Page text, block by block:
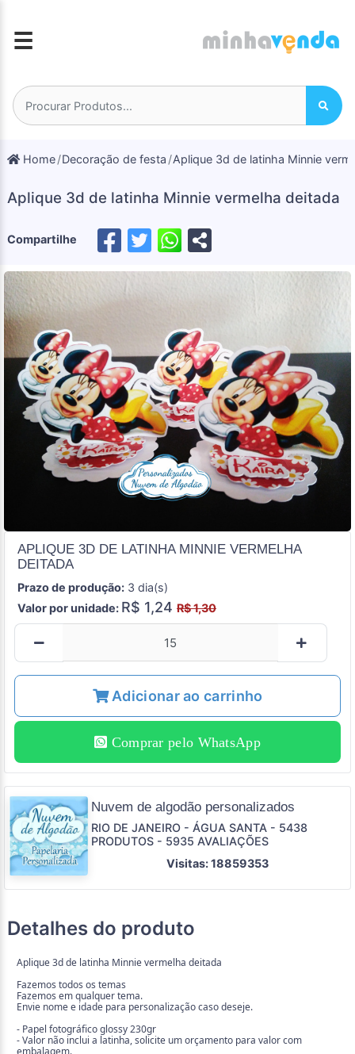
☰
Home Decoração de festa Aplique 3d de latinha Minnie
Aplique 3d de latinha Minnie vermelha deitada
Compartilhe
APLIQUE 3D DE LATINHA MINNIE VERMELHA
DEITADA
Prazo de produção: 3 dia(s)
Valor por unidade: R$ 1,24 R$ 1,30
Adicionar ao carrinho
Comprar pelo WhatsApp
Nuvem de algodão personalizados
RIO DE JANEIRO - ÁGUA SANTA - 5438
PRODUTOS - 5935 AVALIAÇÕES
Visitas: 18859353
Detalhes do produto
Aplique 3d de latinha Minnie vermelha deitada
Fazemos todos os temas
Fazemos em qualquer tema.
Envie nome e idade para personalização caso deseje.
- Papel fotográfico glossy 230gr
- Valor não inclui a latinha, solicite um orçamento para valor com
embalagem.